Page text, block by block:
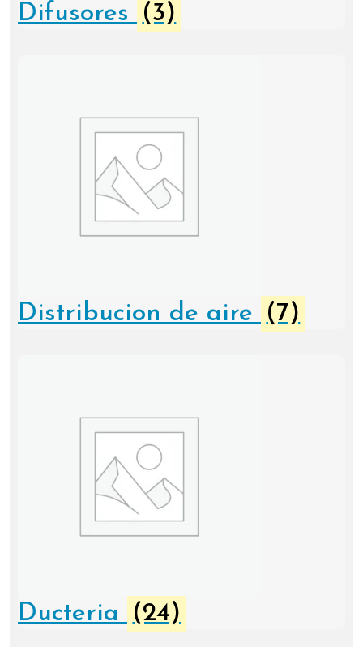
Difusores (3)
Distribucion de aire (7)
Ducteria (24)